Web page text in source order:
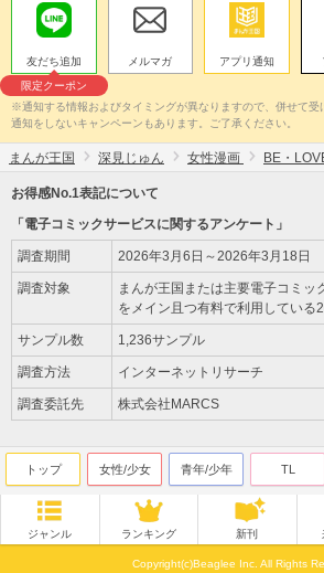
友だち追加
限定クーポン
メルマガ アプリ通知
※通知する情報およびタイミングが異なりますので、併せて
通知をしないキャンペーンもあります。ご了承ください。
まんが王国 深見じゅん 女性漫画 BE・
お得感No.1表記について
「電子コミックサービスに関するアンケート」
調査期間 2026年3月6日～2026年3月18日
調査対象
まんが王国または主要電子コミッ
をメイン且つ有料で利用している
サンプル数 1,236サンプル
調査方法 インターネットリサーチ
調査委託先 株式会社MARCS
トップ 女性/少女 青年/少年 TL
ジャンル ランキング 新刊
Copyright(c)Beaglee Inc. All Rights